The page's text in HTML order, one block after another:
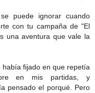
puede ignorar cuando
con tu campaña de "El
una aventura que vale la
fijado en que repetía
en mis partidas, y
pensado el porqué. Pero